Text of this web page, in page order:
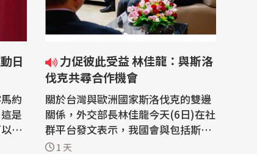
約
是
免
主
力促彼此受益 林佳龍：與斯洛
伐克共尋合作機會
關於台灣與歐洲國家斯洛伐克的雙邊
關係，外交部長林佳龍今天(6日)在社
群平台發文表示，我國會與包括斯洛
伐克在內的中東歐國家，持續從半導
1 天